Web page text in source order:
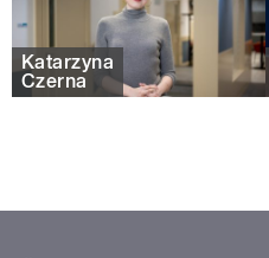
Katarzyna
Czerna